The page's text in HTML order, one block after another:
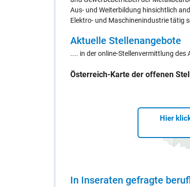
Aus- und Weiterbildung hinsichtlich
Elektro- und Maschinenindustrie tätig
Ak­tu­el­le Stel­len­an­ge­bo­te
.... in der online-Stellenvermittlung des
Öster­reich-Kar­te der of­fe­nen
Hier
In In­se­ra­ten ge­frag­te